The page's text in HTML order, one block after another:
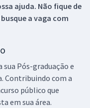
ajuda. Não fique de
a vaga com
sua Pós-graduação e
Contribuindo com a
público que
em sua área.